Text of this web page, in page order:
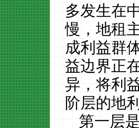
多发生在
慢，地租
成利益群
益边界正
异，将利
阶层的地
第一层